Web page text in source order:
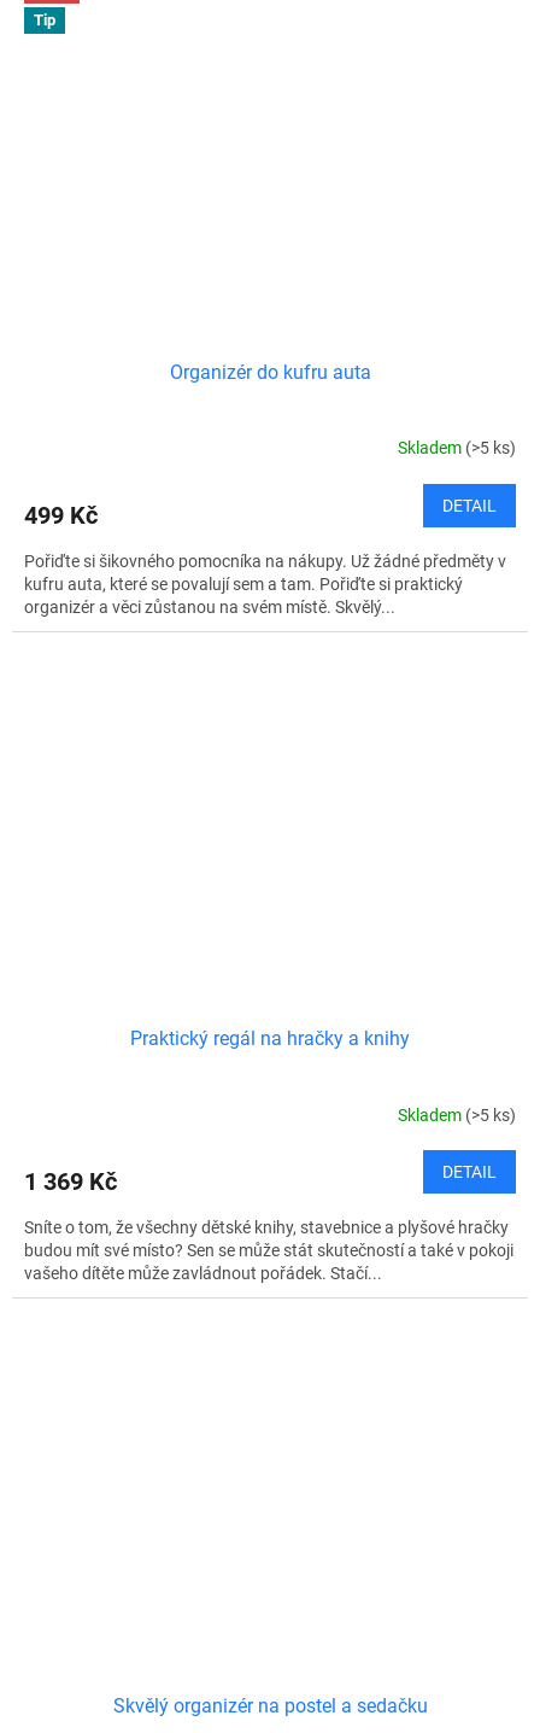
Tip
Organizér do kufru auta
Skladem (>5 ks)
499 Kč DETAIL
Pořiďte si šikovného pomocníka na nákupy. Už žádné předměty v
kufru auta, které se povalují sem a tam. Pořiďte si praktický
organizér a věci zůstanou na svém místě. Skvělý...
Praktický regál na hračky a knihy
Skladem (>5 ks)
1 369 Kč DETAIL
Sníte o tom, že všechny dětské knihy, stavebnice a plyšové hračky
budou mít své místo? Sen se může stát skutečností a také v pokoji
vašeho dítěte může zavládnout pořádek. Stačí...
Skvělý organizér na postel a sedačku